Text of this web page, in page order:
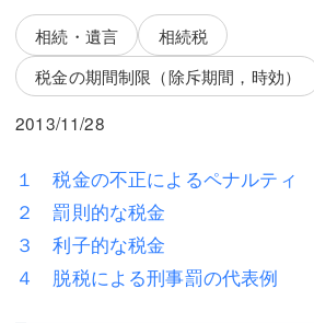
三平 隆史
吉元 優仁
不動産
相続・遺言
離婚（夫婦間トラブル）
三平 隆史
吉元 優仁
相続・遺言
離婚（夫婦間トラブル）
企業法務
相続・遺言
相続税
税金の期間制限（除斥期間，時効）
2013/11/28
１ 税金の不正によるペナルティ
２ 罰則的な税金
３ 利子的な税金
４ 脱税による刑事罰の代表例